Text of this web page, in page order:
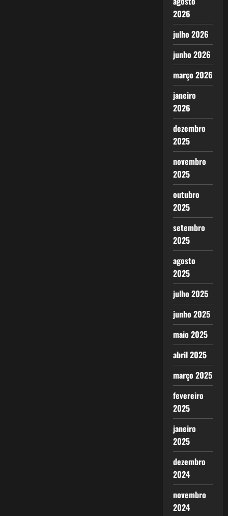
2026
julho 2026
junho 2026
março 2026
janeiro
2026
dezembro
2025
novembro
2025
outubro
2025
setembro
2025
agosto
2025
julho 2025
junho 2025
maio 2025
abril 2025
março 2025
fevereiro
2025
janeiro
2025
dezembro
2024
novembro
2024